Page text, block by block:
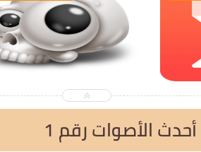
الأصوات رقم 1